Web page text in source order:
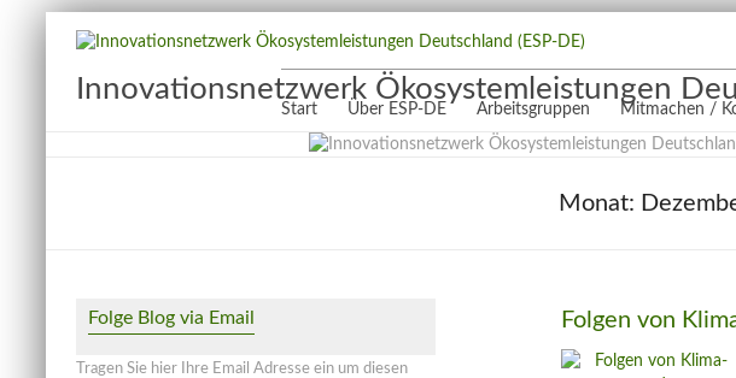
Innovationsnetzwerk Ökosystemleistungen
Start Über ESP-DE Arbeitsgruppen Mitmachen /
Monat:
Folgen von
Folge Blog via Email
Tragen Sie hier Ihre Email Adresse ein um diesen